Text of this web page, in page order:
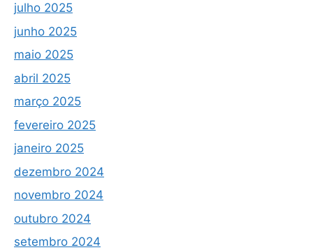
julho 2025
junho 2025
maio 2025
abril 2025
março 2025
fevereiro 2025
janeiro 2025
dezembro 2024
novembro 2024
outubro 2024
setembro 2024